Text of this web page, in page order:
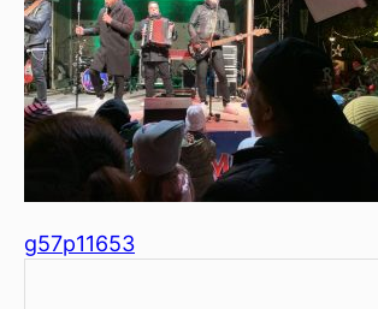
g57p11653